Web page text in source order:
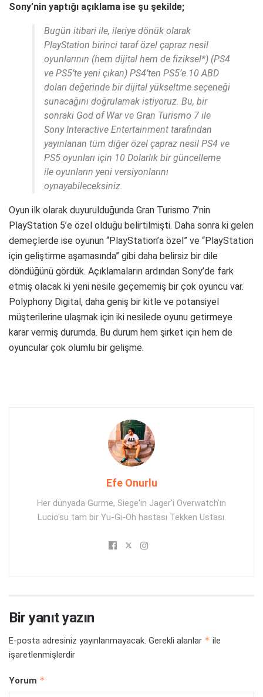
Sony’nin yaptığı açıklama ise şu şekilde;
Bugün itibari ile, ileriye dönük olarak
PlayStation birinci taraf özel çapraz nesil
oyunlarının (hem dijital hem de fiziksel*) (PS4
ve PS5’te yeni çıkan) PS4’ten PS5’e 10 ABD
doları değerinde bir dijital yükseltme seçeneği
sunacağını doğrulamak istiyoruz. Bu, bir
sonraki God of War ve Gran Turismo 7 ile
Sony Interactive Entertainment tarafından
yayınlanan tüm diğer özel çapraz nesil PS4 ve
PS5 oyunları için 10 Dolarlık bir güncelleme
ile oyunların yeni versiyonlarını
oynayabileceksiniz.
Oyun ilk olarak duyurulduğunda Gran Turismo 7’nin
PlayStation 5’e özel olduğu belirtilmişti. Daha sonra ki gelen
demeçlerde ise oyunun “PlayStation’a özel” ve “PlayStation
için geliştirme aşamasında” gibi daha belirsiz bir dile
döndüğünü gördük. Açıklamaların ardından Sony’de fark
etmiş olacak ki yeni nesile geçememiş bir çok oyuncu var.
Polyphony Digital, daha geniş bir kitle ve potansiyel
müşterilerine ulaşmak için iki nesilede oyunu getirmeye
karar vermiş durumda. Bu durum hem şirket için hem de
oyuncular çok olumlu bir gelişme.
Efe Onurlu
Her dünyada Gurme, Siege'in Jager'i Overwatch'ın
Lucio'su tam bir Yu-Gi-Oh hastası Tekken Ustası.
Bir yanıt yazın
E-posta adresiniz yayınlanmayacak. Gerekli alanlar * ile
işaretlenmişlerdir
Yorum *